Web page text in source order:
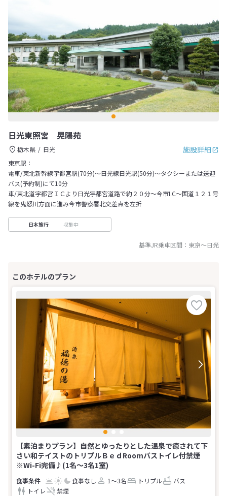
日光東照宮 晃陽苑
施設詳細
栃木県
日光
東京駅：
電車/東北新幹線宇都宮駅(70分)～日光線日光駅(50分)～タクシーまたは送迎
バス(予約制)にて10分
車/東北道宇都宮ＩＣより日光宇都宮道路で約２０分～今市I.C～国道１２１号
線を鬼怒川方面に進み今市警察署北交差点を左折
日本旅行 収集中
基準JR乗車区間： 東京～日光
【素泊まりプラン】自然とゆったりとした温泉で癒されて下
さい和テイストのトリプルＢｅｄRoomバストイレ付禁煙
※Wi-Fi完備♪(1名～3名1室)
食事なし 1～3名 トリプル
バス
トイレ
禁煙